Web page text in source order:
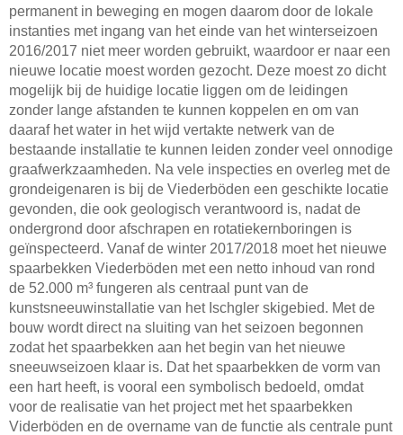
permanent in beweging en mogen daarom door de lokale
instanties met ingang van het einde van het winterseizoen
2016/2017 niet meer worden gebruikt, waardoor er naar een
nieuwe locatie moest worden gezocht. Deze moest zo dicht
mogelijk bij de huidige locatie liggen om de leidingen
zonder lange afstanden te kunnen koppelen en om van
daaraf het water in het wijd vertakte netwerk van de
bestaande installatie te kunnen leiden zonder veel onnodige
graafwerkzaamheden. Na vele inspecties en overleg met de
grondeigenaren is bij de Viederböden een geschikte locatie
gevonden, die ook geologisch verantwoord is, nadat de
ondergrond door afschrapen en rotatiekernboringen is
geïnspecteerd. Vanaf de winter 2017/2018 moet het nieuwe
spaarbekken Viederböden met een netto inhoud van rond
de 52.000 m³ fungeren als centraal punt van de
kunstsneeuwinstallatie van het Ischgler skigebied. Met de
bouw wordt direct na sluiting van het seizoen begonnen
zodat het spaarbekken aan het begin van het nieuwe
sneeuwseizoen klaar is. Dat het spaarbekken de vorm van
een hart heeft, is vooral een symbolisch bedoeld, omdat
voor de realisatie van het project met het spaarbekken
Viderböden en de overname van de functie als centrale punt